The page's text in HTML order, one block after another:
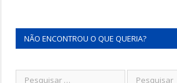
NÃO ENCONTROU O QUE QUERIA?